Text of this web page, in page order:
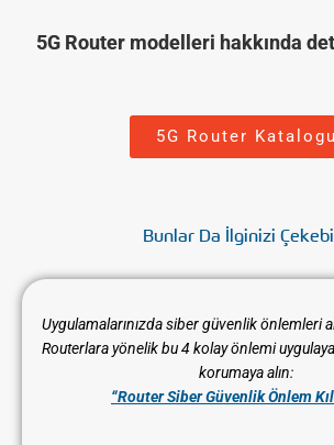
5G Router modelleri hakkında
5G Router Katalogu
Bunlar Da İlginizi
Uygulamalarınızda siber güvenlik önlemleri
Routerlara yönelik bu 4 kolay önlemi
korumaya alın:
“Router Siber Güvenlik Önlem